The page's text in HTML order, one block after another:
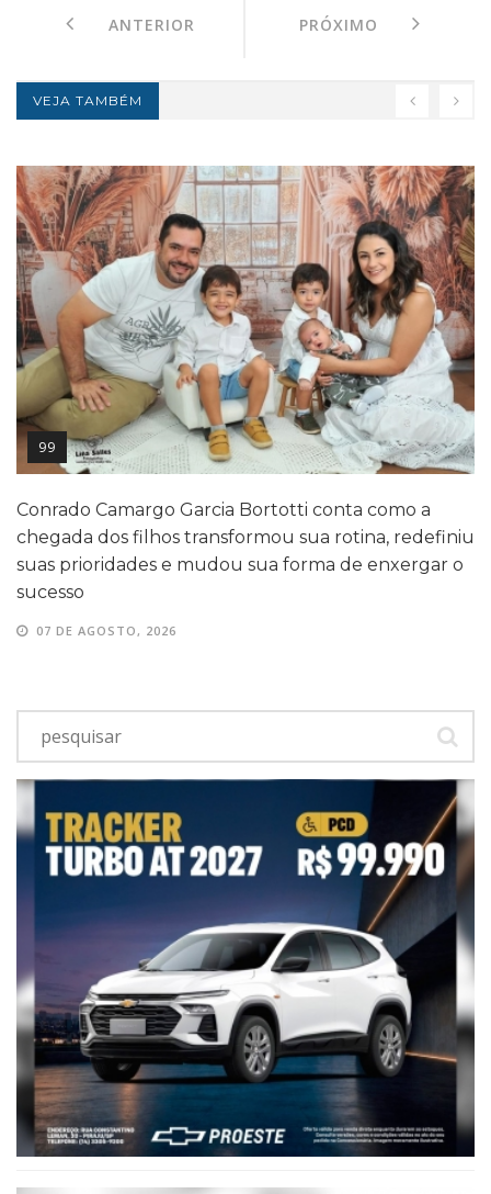
ANTERIOR PRÓXIMO
VEJA TAMBÉM
99
Conrado Camargo Garcia Bortotti conta como a
chegada dos filhos transformou sua rotina, redefiniu
suas prioridades e mudou sua forma de enxergar o
sucesso
07 DE AGOSTO, 2026